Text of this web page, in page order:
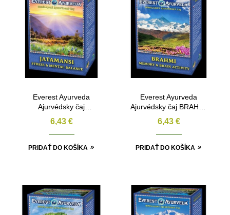
Everest Ayurveda
Ajurvédsky čaj
JATAMANSI – Depresie
a psychické poruchy
100g
6,43 €
PRIDAŤ DO KOŠÍKA
Everest Ayurveda
Ajurvédsky čaj BRAHMI
– Pamäť a mozgová
činnosť 100g
6,43 €
PRIDAŤ DO KOŠÍKA